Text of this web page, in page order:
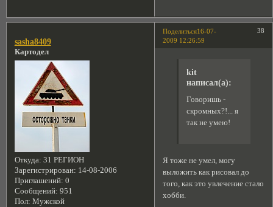
Поделиться 38
16-07-
2009 12:26:59
sasha8409
Картодел
Откуда: 31 РЕГИОН
Зарегистрирован: 14-08-2006
Приглашений: 0
Сообщений: 951
Пол: Мужской
kit
написал(а):
Говоришь -
скромных?!... я
так не умею!
Я тоже не умел, могу
выложить как рисовал до
того, как это увлечение стало
хобби.